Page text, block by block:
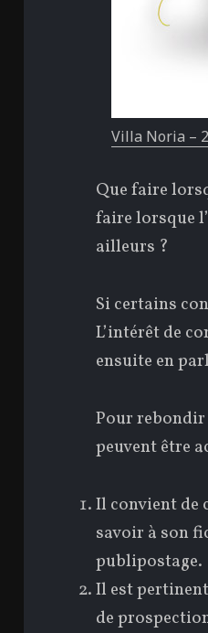
Villa Noria –
Que faire
faire lorsque
ailleurs ?
Si certains
L’intérêt de
ensuite en
Pour
peuvent être
Il convient de
savoir à son
publipostage.
Il est
de